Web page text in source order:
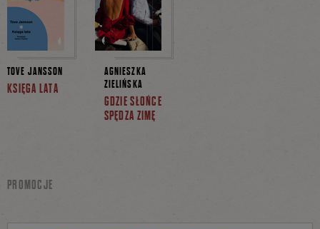
TOVE JANSSON
KSIĘGA LATA
AGNIESZKA
ZIELIŃSKA
GDZIE SŁOŃCE
SPĘDZA ZIMĘ
PROMOCJE